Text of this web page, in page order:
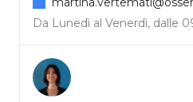
Da Lunedì al Venerdì, dalle